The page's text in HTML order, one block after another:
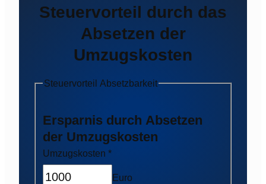
Steuervorteil durch das
Absetzen der
Umzugskosten
Steuervorteil Absetzbarkeit
Ersparnis durch Absetzen
der Umzugskosten
Umzugskosten *
Euro